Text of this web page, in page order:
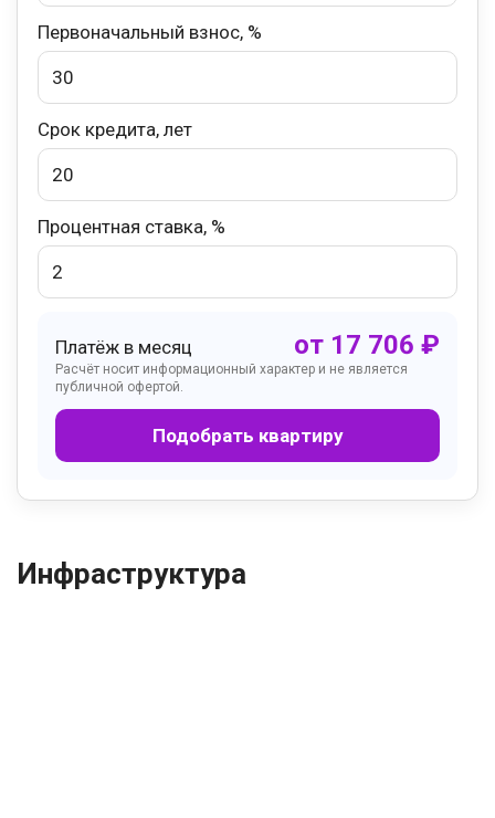
Первоначальный взнос, %
Срок кредита, лет
Процентная ставка, %
Платёж в месяц от 17 706 ₽
Расчёт носит информационный характер и не является
публичной офертой.
Подобрать квартиру
Инфраструктура